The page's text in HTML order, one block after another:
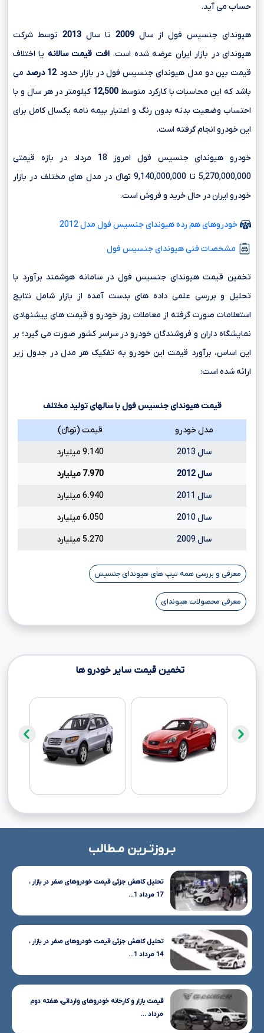
حساب می آید.
هیوندای جنسیس فول از سال 2009 تا سال 2013 توسط شرکت
هیوندای در بازار ایران عرضه شده است.افت قیمت سالانه یا اختلاف
قیمت بین دو مدل هیوندای جنسیس فول در بازار حدود12 درصد
می
باشد که این محاسبات با کارکرد متوسط 12,500 کیلومتر در هر سال و با
احتساب وضعیت بدنه بدون رنگ و اعتبار بیمه نامه یکسال کامل برای
این خودرو انجام گرفته است.
خودرو هیوندای جنسیس فول امروز 18 مرداد در بازه قیمتی
5,270,000,000 تا 9,140,000,000 تومانءءء در مدل های مختلف در بازار
خودرو ایران در حال خرید و فروش است.
خودروهای هم رده هیوندای جنسیس فول مدل 2012
مشخصات فنی هیوندای جنسیس فول
تخمین قیمت هیوندای جنسیس فول در سامانه هوشمند برآورد با
تحلیل و بررسی علمی داده های بدست آمده از بازار شامل نتایج
استعلامات صورت گرفته از معاملات روز خودرو و قیمت های پیشنهادی
نمایشگاه داران و فروشندگان خودرو در سراسر کشور صورت می گیرد؛ بر
این اساس، برآورد قیمت این خودرو به تفکیک هر مدل در جدول زیر
ارائه شده است:
قیمت هیوندای جنسیس فول با سالهای تولید مختلف
مدل خودرو
قیمت (تومانءءء)
سال 2013
9.140 میلیارد
سال 2012
7.970 میلیارد
سال 2011
6.940 میلیارد
سال 2010
6.050 میلیارد
سال 2009
5.270 میلیارد
معرفی و بررسی همه تیپ های هیوندای جنسیس
معرفی محصولات هیوندای
تخمین قیمت سایر خودرو ها
بـروزتـرین مـطالب
تحلیل کاهش جزئی قیمت خودروهای صفر در بازار ،
17 مرداد 1...
تحلیل کاهش جزئی قیمت خودروهای صفر در بازار ،
14 مرداد 1...
قیمت بازار و کارخانه خودروهای وارداتی، هفته دوم
مرداد ...